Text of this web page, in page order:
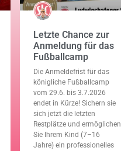
Letzte Chance zur
Anmeldung für das
Fußballcamp
Die Anmeldefrist für das
königliche Fußballcamp
vom 29.6. bis 3.7.2026
endet in Kürze! Sichern sie
sich jetzt die letzten
Restplätze und ermöglichen
Sie Ihrem Kind (7–16
Jahre) ein professionelles